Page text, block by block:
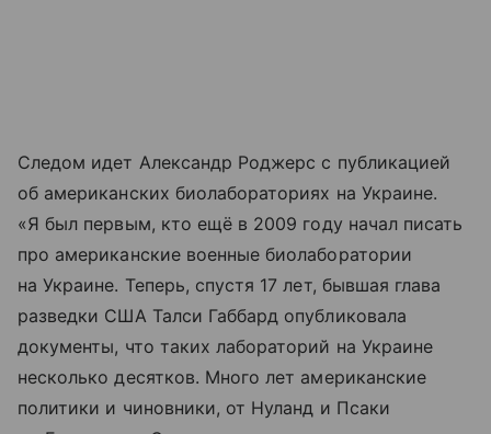
Следом идет Александр Роджерс с публикацией
об американских биолабораториях на Украине.
«Я был первым, кто ещё в 2009 году начал писать
про американские военные биолаборатории
на Украине. Теперь, спустя 17 лет, бывшая глава
разведки США Талси Габбард опубликовала
документы, что таких лабораторий на Украине
несколько десятков. Много лет американские
политики и чиновники, от Нуланд и Псаки